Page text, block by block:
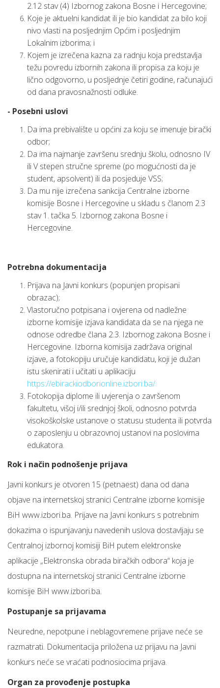
2.12 stav (4) Izbornog zakona Bosne i Hercegovine;
Koje je aktuelni kandidat ili je bio kandidat za bilo koji
nivo vlasti na posljednjim Općim i posljednjim
Lokalnim izborima; i
Kojem je izrečena kazna za radnju koja predstavlja
težu povredu izbornih zakona ili propisa za koju je
lično odgovorno, u posljednje četiri godine, računajući
od dana pravosnažnosti odluke.
- Posebni uslovi
Da ima prebivalište u općini za koju se imenuje birački
odbor;
Da ima najmanje završenu srednju školu, odnosno IV
ili V stepen stručne spreme (po mogućnosti da je
student, apsolvent) ili da posjeduje VSS;
Da mu nije izrečena sankcija Centralne izborne
komisije Bosne i Hercegovine u skladu s članom 2.3
stav 1. tačka 5. Izbornog zakona Bosne i
Hercegovine.
Potrebna dokumentacija
Prijava na Javni konkurs (popunjen propisani
obrazac);
Vlastoručno potpisana i ovjerena od nadležne
izborne komisije izjava kandidata da se na njega ne
odnose odredbe člana 2.3. Izbornog zakona Bosne i
Hercegovine. Izborna komisija zadržava original
izjave, a fotokopiju uručuje kandidatu, koji je dužan
istu skenirati i učitati u aplikaciju
https://ebirackiodborionline.izbori.ba/
Fotokopija diplome ili uvjerenja o završenom
fakultetu, višoj i/ili srednjoj školi, odnosno potvrda
visokoškolske ustanove o statusu studenta ili potvrda
o zaposlenju u obrazovnoj ustanovi na poslovima
edukatora.
Rok i način podnošenje prijava
Javni konkurs je otvoren 15 (petnaest) dana od dana
objave na internetskoj stranici Centralne izborne komisije
BiH www.izbori.ba. Prijave na Javni konkurs s potrebnim
dokazima o ispunjavanju navedenih uslova dostavljaju se
Centralnoj izbornoj komisiji BiH putem elektronske
aplikacije „Elektronska obrada biračkih odbora“ koja je
dostupna na internetskoj stranici Centralne izborne
komisije BiH www.izbori.ba.
Postupanje sa prijavama
Neuredne, nepotpune i neblagovremene prijave neće se
razmatrati. Dokumentacija priložena uz prijavu na Javni
konkurs neće se vraćati podnosiocima prijava.
Organ za provođenje postupka